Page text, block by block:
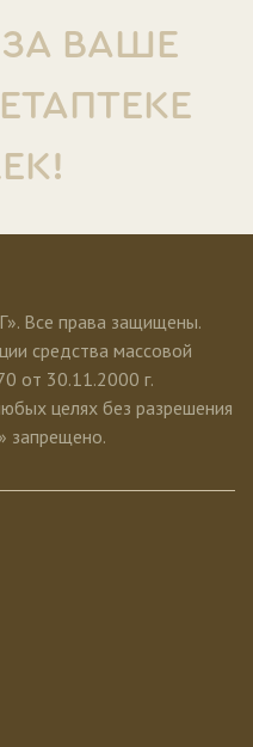
ВАШЕ
Все права защищены.
средства массовой
от 30.11.2000 г.
целях без разрешения